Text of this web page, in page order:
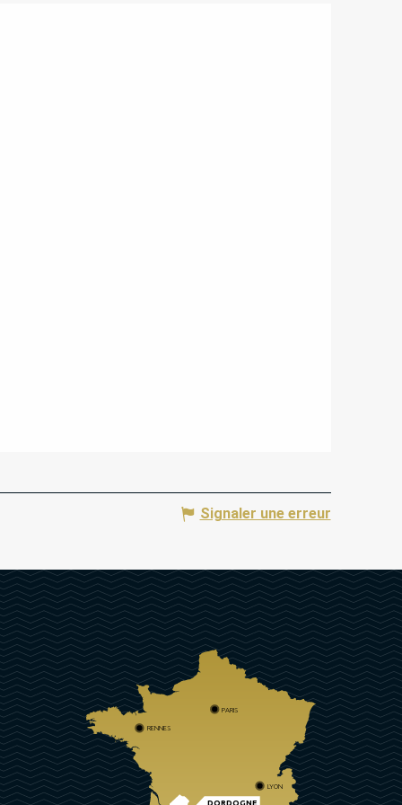
Signaler une erreur
DORDOGNE
PARIS
RENNES
LYON